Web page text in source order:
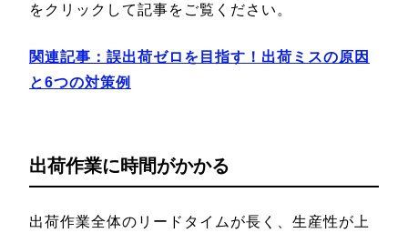
をクリックして記事をご覧ください。
関連記事： 誤出荷ゼロを目指す！出荷ミスの原因
と6つの対策例
出荷作業に時間がかかる
出荷作業全体のリードタイムが長く、生産性が上